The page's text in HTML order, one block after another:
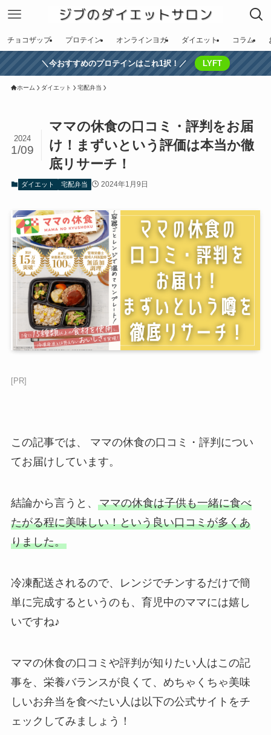
チョコザップ プロテイン オンラインヨガ ダイエット コラム
＼今おすすめのプロテインはこれ1択！／ LYFT
ホーム ダイエット 宅配弁当
ママの休食の口コミ・評判をお届
け！まずいという評価は本当か徹
底リサーチ！
2024
1/09
ダイエット 宅配弁当 2024年1月9日
[PR]
この記事では、 ママの休食の口コミ・評判につい
てお届けしています。
結論から言うと、 ママの休食は子供も一緒に食べ
たがる程に美味しい！という良い口コミが多くあ
りました。
冷凍配送されるので、レンジでチンするだけで簡
単に完成するというのも、育児中のママには嬉し
いですね♪
ママの休食の口コミや評判が知りたい人はこの記
事を、栄養バランスが良くて、めちゃくちゃ美味
しいお弁当を食べたい人は以下の公式サイトをチ
ェックしてみましょう！